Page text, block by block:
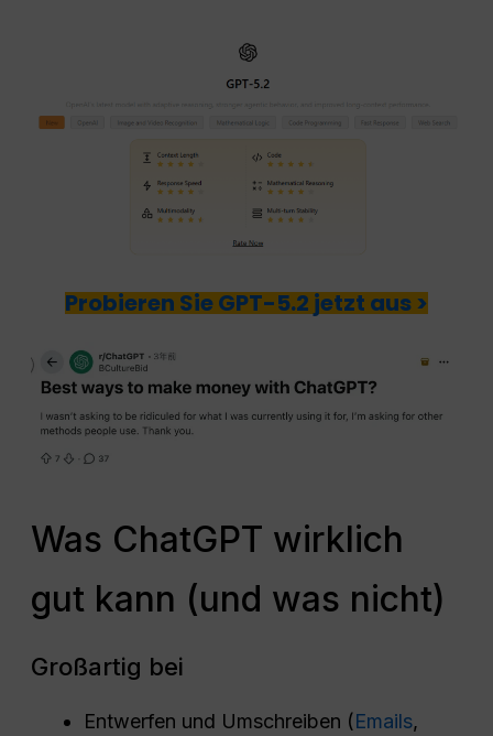
Probieren Sie GPT-5.2 jetzt aus >
Was ChatGPT wirklich
gut kann (und was nicht)
Großartig bei
Entwerfen und Umschreiben (Emails,